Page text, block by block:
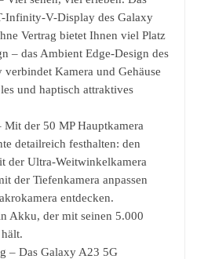
Infinity-V-Display des Galaxy
Vertrag bietet Ihnen viel Platz
– das Ambient Edge-Design des
Kamera und Gehäuse
und haptisch attraktives
Mit der 50 MP Hauptkamera
detailreich festhalten: den
der Ultra-Weitwinkelkamera
der Tiefenkamera anpassen
entdecken.
Akku, der mit seinen 5.000
– Das Galaxy A23 5G